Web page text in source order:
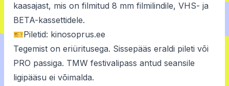
kaasajast, mis on filmitud 8 mm filmilindile, VHS- ja
BETA-kassettidele.
🎫Piletid: kinosoprus.ee
Tegemist on eriüritusega. Sissepääs eraldi pileti või
PRO passiga. TMW festivalipass antud seansile
ligipääsu ei võimalda.